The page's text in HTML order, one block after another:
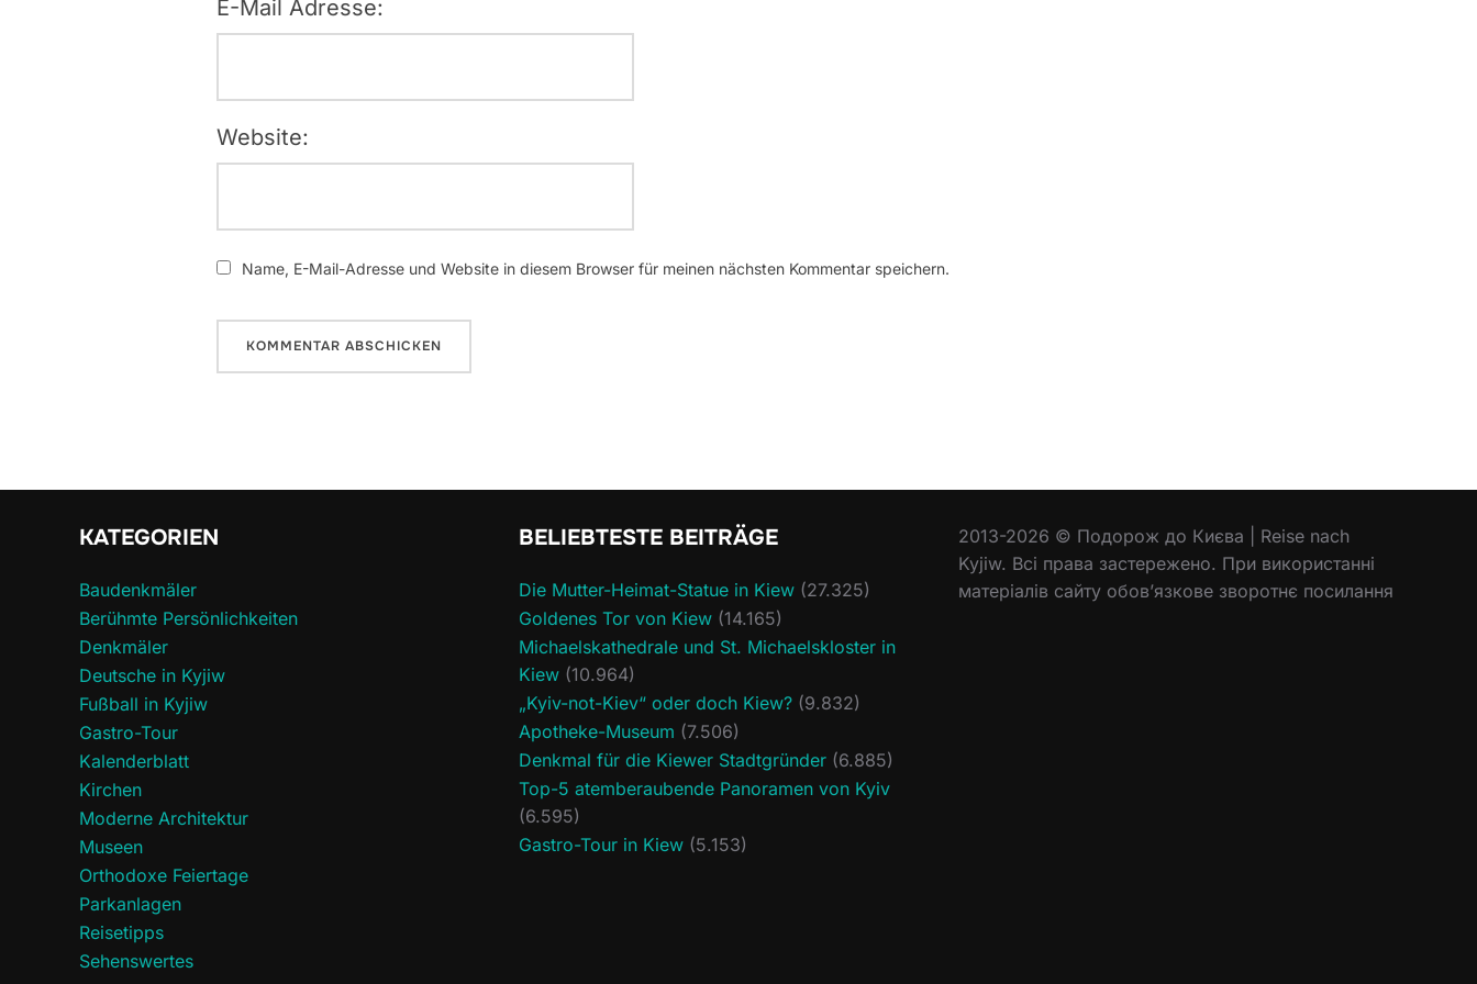
E-Mail Adresse:
Website:
Name, E-Mail-Adresse und Website in diesem Browser für meinen nächsten Kommentar speichern.
KATEGORIEN
Baudenkmäler
Berühmte Persönlichkeiten
Denkmäler
Deutsche in Kyjiw
Fußball in Kyjiw
Gastro-Tour
Kalenderblatt
Kirchen
Moderne Architektur
Museen
Orthodoxe Feiertage
Parkanlagen
Reisetipps
Sehenswertes
BELIEBTESTE BEITRÄGE
Die Mutter-Heimat-Statue in Kiew (27.325)
Goldenes Tor von Kiew (14.165)
Michaelskathedrale und St. Michaelskloster in
Kiew (10.964)
„Kyiv-not-Kiev“ oder doch Kiew? (9.832)
Apotheke-Museum (7.506)
Denkmal für die Kiewer Stadtgründer (6.885)
Top-5 atemberaubende Panoramen von Kyiv
(6.595)
Gastro-Tour in Kiew (5.153)
2013-2026 © Подорож до Києва | Reise nach
Kyjiw. Всі права застережено. При використанні
матеріалів сайту обов’язкове зворотнє посилання